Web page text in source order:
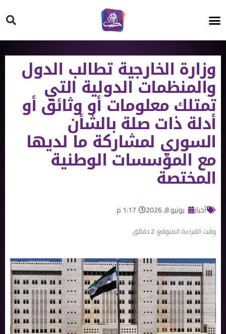
وزارة الخارجية تطالب الدول
والمنظمات الدولية التي
تمتلك معلومات أو وثائق أو
أدلة ذات صلة بالشأن
السوري لمشاركة ما لديها
مع المؤسسات الوطنية
المختصة
أخبار يونيو 8, 2026 1:17 م
وقت القراءة المتوقع:2دقائق